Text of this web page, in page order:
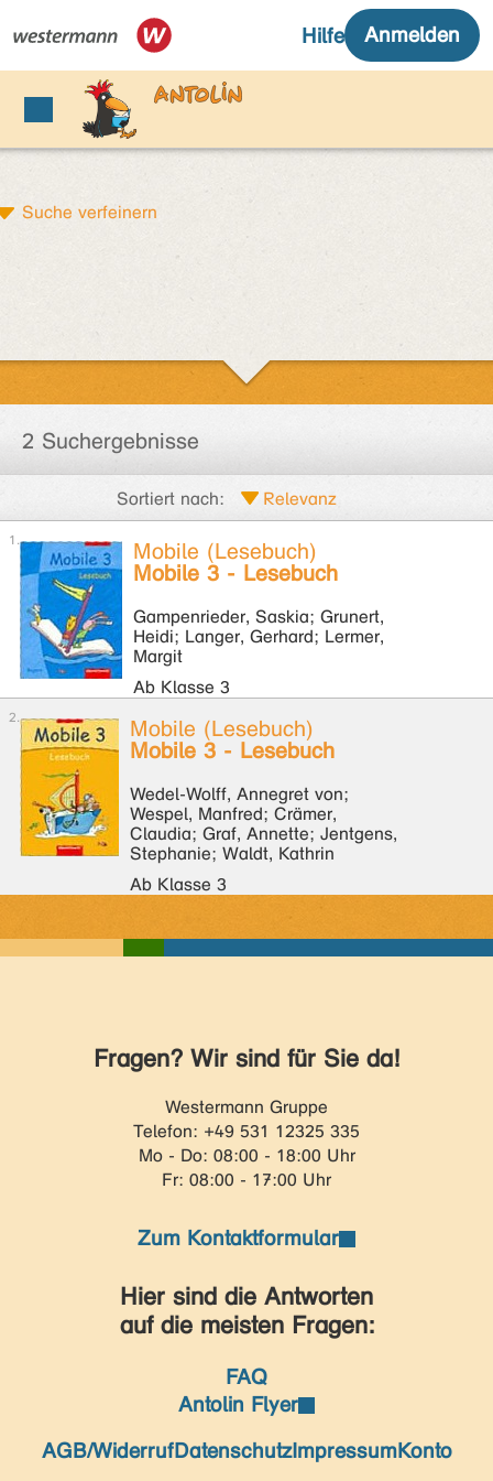
Suche verfeinern
2 Suchergebnisse
Sortiert nach:
Mobile (Lesebuch)
Mobile 3 - Lesebuch
Gampenrieder, Saskia; Grunert,
Heidi; Langer, Gerhard; Lermer,
Margit
Ab Klasse 3
Mobile (Lesebuch)
Mobile 3 - Lesebuch
Wedel-Wolff, Annegret von;
Wespel, Manfred; Crämer,
Claudia; Graf, Annette; Jentgens,
Stephanie; Waldt, Kathrin
Ab Klasse 3